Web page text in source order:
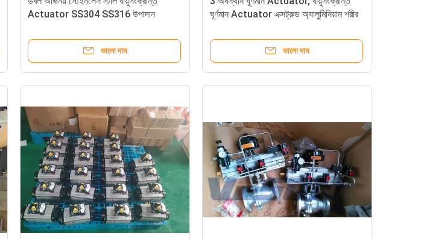
Actuator SS304 SS316 উপাদান
ভালো দাম
ঘূর্ণমান Actuator এক্সট্রুড অ্যালুমিনিয়াম শরীর
ভালো দাম